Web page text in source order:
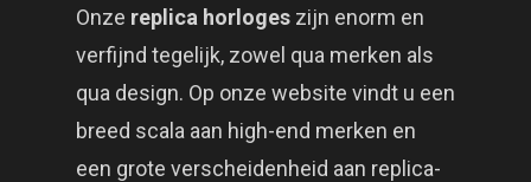
Onze replica horloges zijn enorm en
verfijnd tegelijk, zowel qua merken als
qua design. Op onze website vindt u een
breed scala aan high-end merken en
een grote verscheidenheid aan replica-